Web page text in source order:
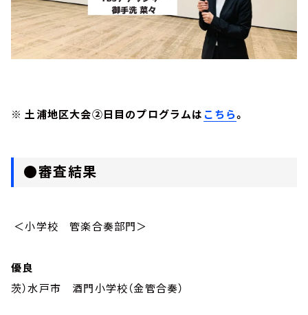
※ 土浦地区大会②日目のプログラムは こちら。
●審査結果
＜小学校 管楽合奏部門＞
優良
茨）水戸市 酒門小学校（金管合奏）